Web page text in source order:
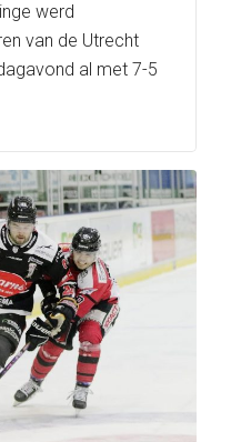
werd
van de Utrecht
al met 7-5